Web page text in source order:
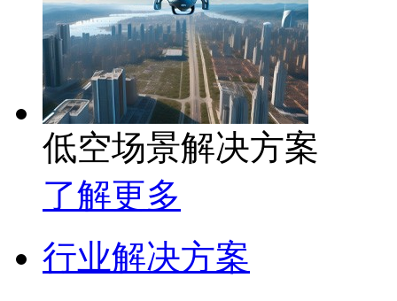
低空场景解决方案
了解更多
行业解决方案